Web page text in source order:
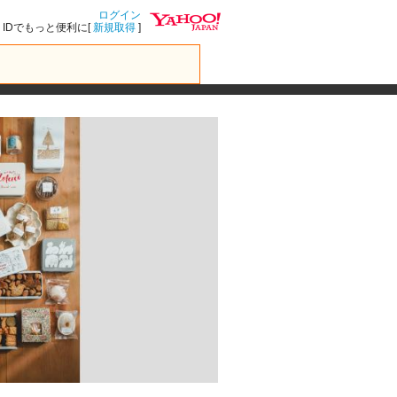
ログイン
IDでもっと便利に[新規取得 ]